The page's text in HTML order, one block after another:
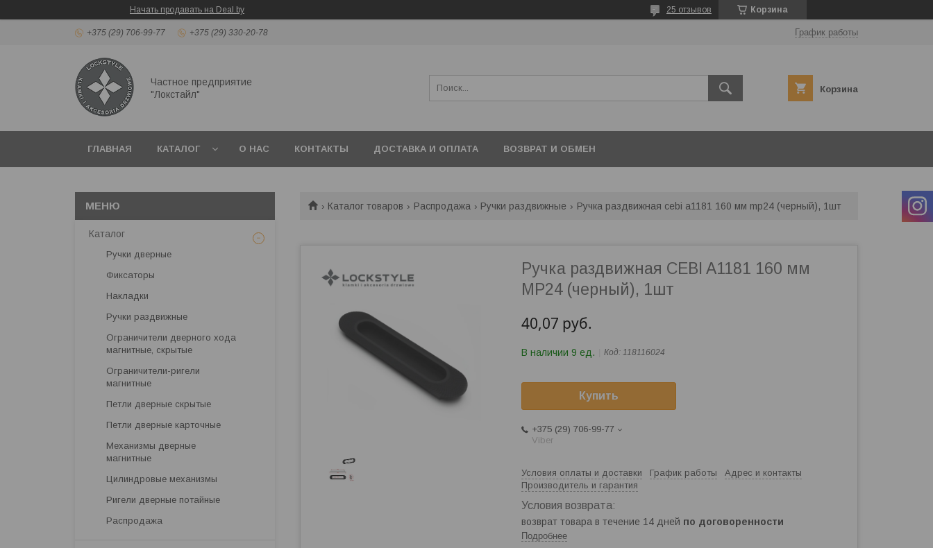
Начать продавать на Deal.by Корзина
25 отзывов
+375 (29) 706-99-77 +375 (29) 330-20-78 График работы
Частное предприятие
"Локстайл"
Корзина
ГЛАВНАЯ КАТАЛОГ О НАС КОНТАКТЫ ДОСТАВКА И ОПЛАТА ВОЗВРАТ И ОБМЕН
Каталог товаров Распродажа Ручки раздвижные Ручка раздвижная cebi a1181 160 мм mp24 (черный), 1шт
Ручка раздвижная CEBI A1181 160 мм
MP24 (черный), 1шт
40,07 руб.
В наличии 9 ед. Код: 118116024
Купить
+375 (29) 706-99-77
Viber
Условия оплаты и доставки График работы
Адрес и контакты
Производитель и гарантия
возврат товара в течение 14 дней по договоренности
Подробнее
Каталог
Ручки дверные
Фиксаторы
Накладки
Ручки раздвижные
Ограничители дверного хода
магнитные, скрытые
Ограничители-ригели
магнитные
Петли дверные скрытые
Петли дверные карточные
Механизмы дверные
магнитные
Цилиндровые механизмы
Ригели дверные потайные
Распродажа